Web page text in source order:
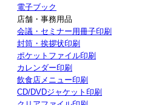
電子ブック
店舗・事務用品
会議・セミナー用冊子印刷
封筒・挨拶状印刷
ポケットファイル印刷
カレンダー印刷
飲食店メニュー印刷
CD/DVDジャケット印刷